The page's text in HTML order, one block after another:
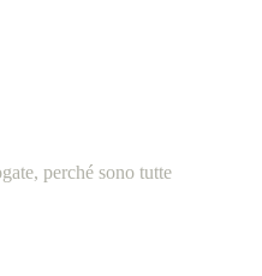
perché sono tutte